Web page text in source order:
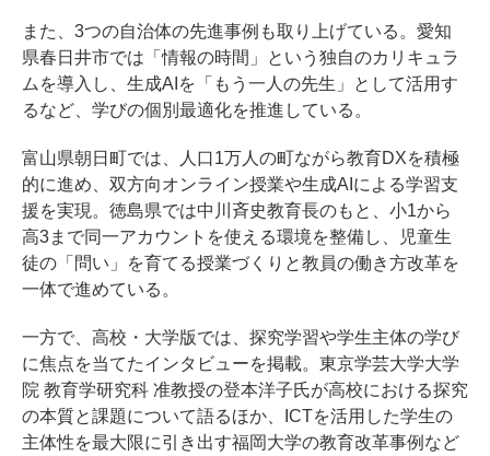
また、3つの自治体の先進事例も取り上げている。愛知
県春日井市では「情報の時間」という独自のカリキュラ
ムを導入し、生成AIを「もう一人の先生」として活用す
るなど、学びの個別最適化を推進している。
富山県朝日町では、人口1万人の町ながら教育DXを積極
的に進め、双方向オンライン授業や生成AIによる学習支
援を実現。徳島県では中川斉史教育長のもと、小1から
高3まで同一アカウントを使える環境を整備し、児童生
徒の「問い」を育てる授業づくりと教員の働き方改革を
一体で進めている。
一方で、高校・大学版では、探究学習や学生主体の学び
に焦点を当てたインタビューを掲載。東京学芸大学大学
院 教育学研究科 准教授の登本洋子氏が高校における探究
の本質と課題について語るほか、ICTを活用した学生の
主体性を最大限に引き出す福岡大学の教育改革事例など